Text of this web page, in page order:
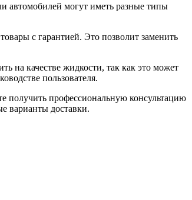
автомобилей могут иметь разные типы
с гарантией. Это позволит заменить
на качестве жидкости, так как это может
пользователя.
получить профессиональную консультацию
варианты доставки.